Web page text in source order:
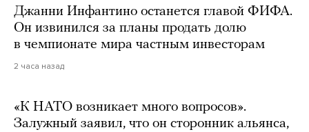
Джанни Инфантино останется главой ФИФА.
Он извинился за планы продать долю
в чемпионате мира частным инвесторам
2 часа назад
«К НАТО возникает много вопросов».
Залужный заявил, что он сторонник альянса,